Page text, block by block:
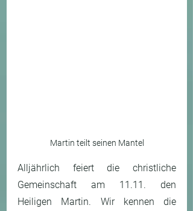
Martin teilt seinen Mantel
Alljährlich feiert die christliche
Gemeinschaft am 11.11. den